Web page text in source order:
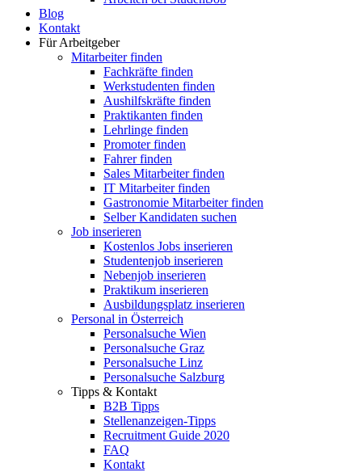
Blog
Kontakt
Für Arbeitgeber
Mitarbeiter finden
Fachkräfte finden
Werkstudenten finden
Aushilfskräfte finden
Praktikanten finden
Lehrlinge finden
Promoter finden
Fahrer finden
Sales Mitarbeiter finden
IT Mitarbeiter finden
Gastronomie Mitarbeiter finden
Selber Kandidaten suchen
Job inserieren
Kostenlos Jobs inserieren
Studentenjob inserieren
Nebenjob inserieren
Praktikum inserieren
Ausbildungsplatz inserieren
Personal in Österreich
Personalsuche Wien
Personalsuche Graz
Personalsuche Linz
Personalsuche Salzburg
Tipps & Kontakt
B2B Tipps
Stellenanzeigen-Tipps
Recruitment Guide 2020
FAQ
Kontakt